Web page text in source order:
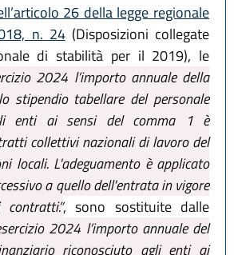
26 della legge regionale
n. 24(Disposizioni collegate
di stabilità per il 2019), le
2024 l’importo annuale della
stipendio tabellare del personale
enti ai sensi del comma 1 è
collettivi nazionali di lavoro del
locali. L'adeguamento è applicato
a quello dell'entrata in vigore
, sono sostituite dalle
2024 l’importo annuale del
riconosciuto agli enti ai